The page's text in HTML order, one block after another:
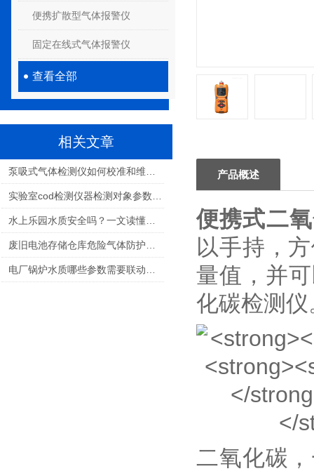
便携扩散型气体报警仪
固定在线式气体报警仪
查看全部
相关文章
产品概述
便携式二
以手持，
量值，并
化碳检测仪
二氧化碳